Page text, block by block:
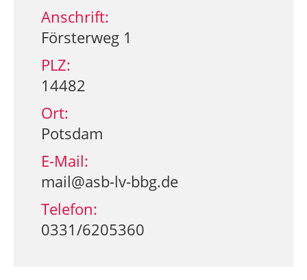
Anschrift:
Försterweg 1
PLZ:
14482
Ort:
Potsdam
E-Mail:
mail@asb-lv-bbg.de
Telefon:
0331/6205360